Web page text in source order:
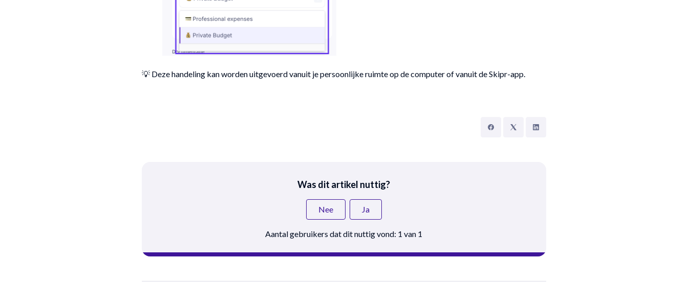
💡 Deze handeling kan worden uitgevoerd vanuit je persoonlijke ruimte op de computer of vanuit de Skipr-app.
Was dit artikel nuttig?
Nee Ja
Aantal gebruikers dat dit nuttig vond: 1 van 1